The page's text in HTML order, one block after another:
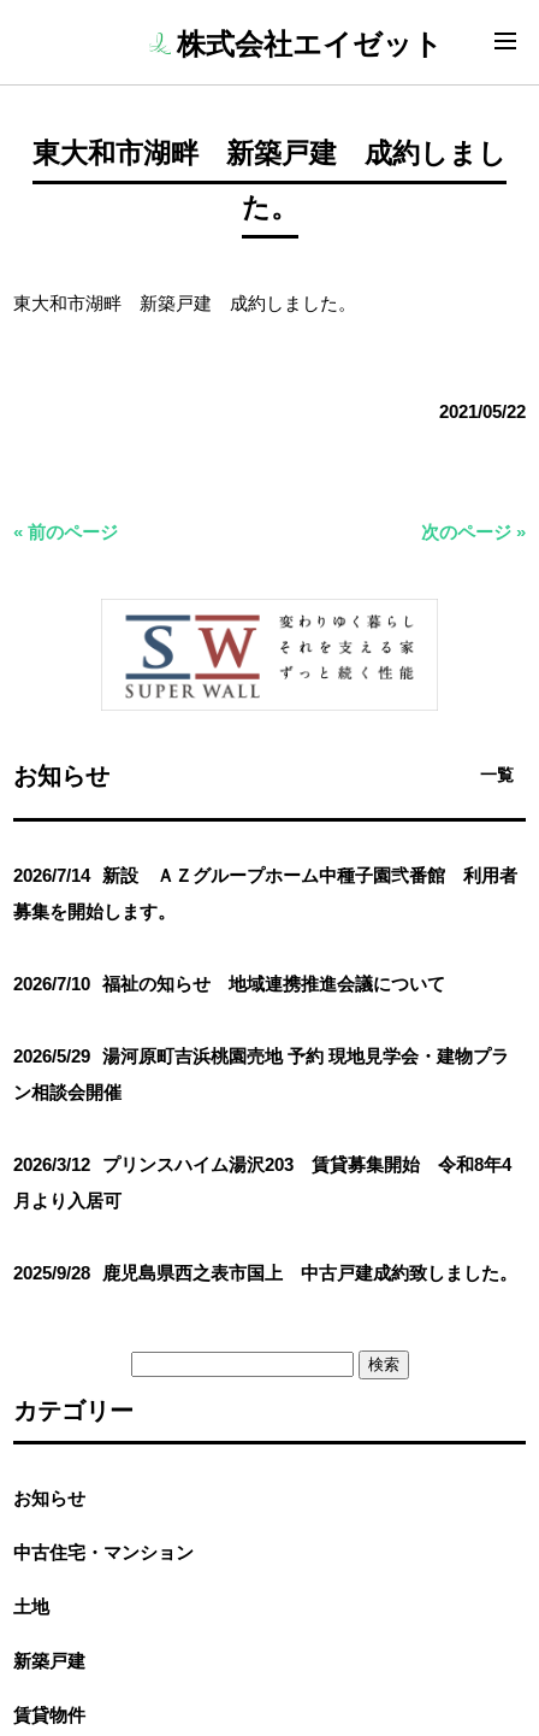
株式会社エイゼット
東大和市湖畔 新築戸建 成約しまし
た。
東大和市湖畔 新築戸建 成約しました。
2021/05/22
« 前のページ 次のページ »
お知らせ 一覧
2026/7/14
新設 ＡＺグループホーム中種子園弐番館 利用者
募集を開始します。
2026/7/10 福祉の知らせ 地域連携推進会議について
2026/5/29
湯河原町吉浜桃園売地 予約 現地見学会・建物プラ
ン相談会開催
2026/3/12
プリンスハイム湯沢203 賃貸募集開始 令和8年4
月より入居可
2025/9/28 鹿児島県西之表市国上 中古戸建成約致しました。
カテゴリー
お知らせ
中古住宅・マンション
土地
新築戸建
賃貸物件